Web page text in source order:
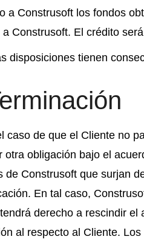
a Construsoft los fondos
a Construsoft. El crédito
disposiciones tienen
caso de que el Cliente no
otra obligación bajo el
de Construsoft que surjan
En tal caso,
derecho a rescindir
al respecto al Cliente.